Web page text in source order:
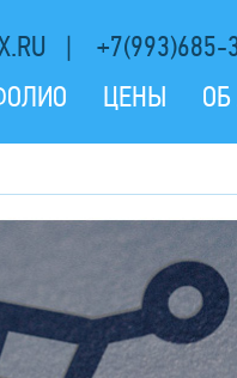
+7(993)685-
ЦЕНЫ ОБ